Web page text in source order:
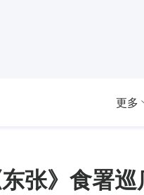
更多
张》食署巡